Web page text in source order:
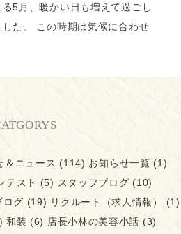
5月、暖かい日も増えて過ごし
た。 この時期は気候に合わせ
＆ニュース (114) お知らせ一覧 (1)
テスト (5) スタッフブログ (10)
ログ (19) リクルート（求人情報）
(1)
和装 (6) 店長小林の美容小話 (3)